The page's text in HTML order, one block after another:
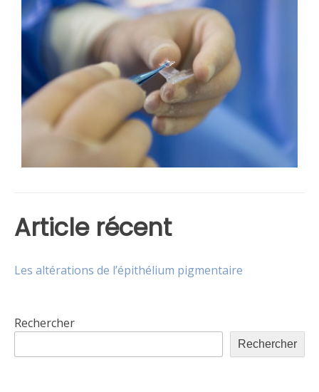
Article récent
Les altérations de l’épithélium pigmentaire
Rechercher
Rechercher